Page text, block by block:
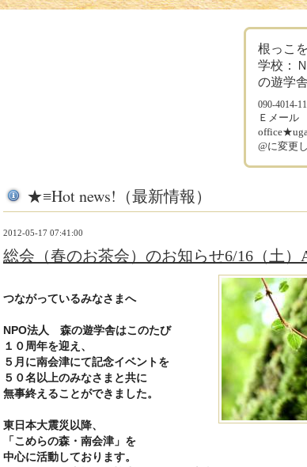
根っこ
学校：
の遊学
090-4014-
Ｅメー
@に変更
★≡Hot news!（最新情報）
2012-05-17 07:41:00
総会（春のお茶会）のお知らせ6/16（土）
つながっているみなさまへ
NPO法人 森の遊学舎はこのたび
１０周年を迎え、
５月に南会津にて記念イベントを
５０名以上のみなさまと共に
無事終えることができました。
東日本大震災以降、
「こめらの森・南会津」 を
中心に活動しております。